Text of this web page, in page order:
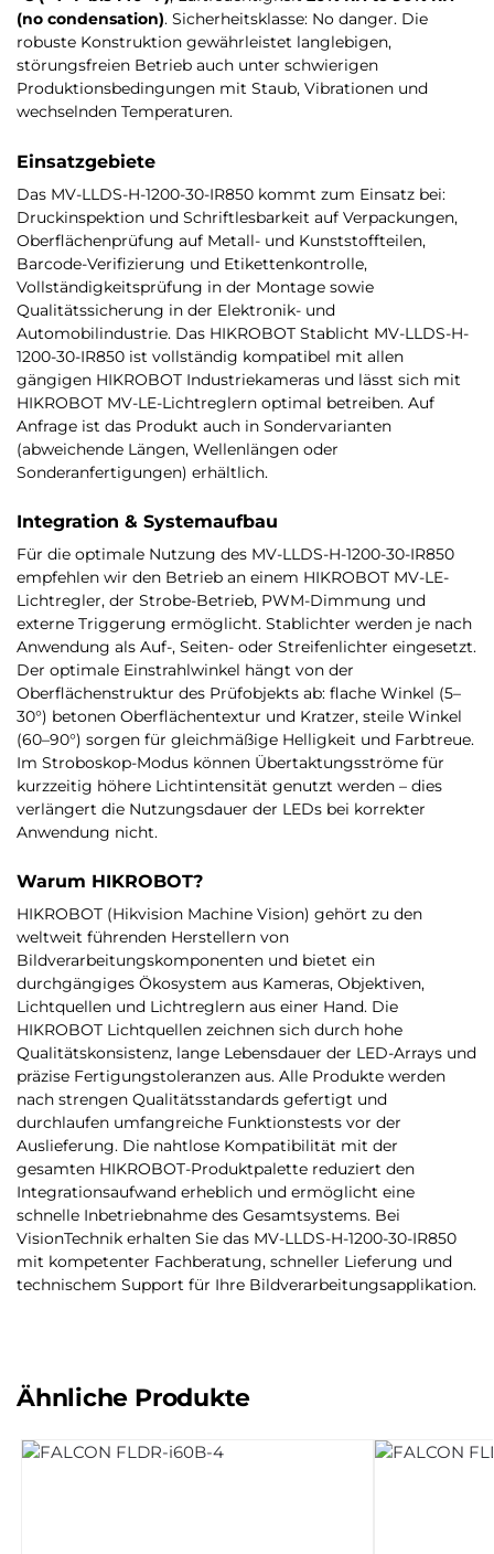
(no condensation). Sicherheitsklasse: No danger. Die
robuste Konstruktion gewährleistet langlebigen,
störungsfreien Betrieb auch unter schwierigen
Produktionsbedingungen mit Staub, Vibrationen und
wechselnden Temperaturen.
Einsatzgebiete
Das MV-LLDS-H-1200-30-IR850 kommt zum Einsatz bei:
Druckinspektion und Schriftlesbarkeit auf Verpackungen,
Oberflächenprüfung auf Metall- und Kunststoffteilen,
Barcode-Verifizierung und Etikettenkontrolle,
Vollständigkeitsprüfung in der Montage sowie
Qualitätssicherung in der Elektronik- und
Automobilindustrie. Das HIKROBOT Stablicht MV-LLDS-H-
1200-30-IR850 ist vollständig kompatibel mit allen
gängigen HIKROBOT Industriekameras und lässt sich mit
HIKROBOT MV-LE-Lichtreglern optimal betreiben. Auf
Anfrage ist das Produkt auch in Sondervarianten
(abweichende Längen, Wellenlängen oder
Sonderanfertigungen) erhältlich.
Integration & Systemaufbau
Für die optimale Nutzung des MV-LLDS-H-1200-30-IR850
empfehlen wir den Betrieb an einem HIKROBOT MV-LE-
Lichtregler, der Strobe-Betrieb, PWM-Dimmung und
externe Triggerung ermöglicht. Stablichter werden je nach
Anwendung als Auf-, Seiten- oder Streifenlichter eingesetzt.
Der optimale Einstrahlwinkel hängt von der
Oberflächenstruktur des Prüfobjekts ab: flache Winkel (5–
30°) betonen Oberflächentextur und Kratzer, steile Winkel
(60–90°) sorgen für gleichmäßige Helligkeit und Farbtreue.
Im Stroboskop-Modus können Übertaktungsströme für
kurzzeitig höhere Lichtintensität genutzt werden – dies
verlängert die Nutzungsdauer der LEDs bei korrekter
Anwendung nicht.
Warum HIKROBOT?
HIKROBOT (Hikvision Machine Vision) gehört zu den
weltweit führenden Herstellern von
Bildverarbeitungskomponenten und bietet ein
durchgängiges Ökosystem aus Kameras, Objektiven,
Lichtquellen und Lichtreglern aus einer Hand. Die
HIKROBOT Lichtquellen zeichnen sich durch hohe
Qualitätskonsistenz, lange Lebensdauer der LED-Arrays und
präzise Fertigungstoleranzen aus. Alle Produkte werden
nach strengen Qualitätsstandards gefertigt und
durchlaufen umfangreiche Funktionstests vor der
Auslieferung. Die nahtlose Kompatibilität mit der
gesamten HIKROBOT-Produktpalette reduziert den
Integrationsaufwand erheblich und ermöglicht eine
schnelle Inbetriebnahme des Gesamtsystems. Bei
VisionTechnik erhalten Sie das MV-LLDS-H-1200-30-IR850
mit kompetenter Fachberatung, schneller Lieferung und
technischem Support für Ihre Bildverarbeitungsapplikation.
Ähnliche Produkte